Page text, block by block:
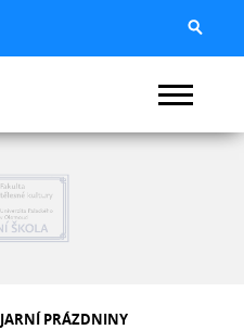
JARNÍ PRÁZDNINY